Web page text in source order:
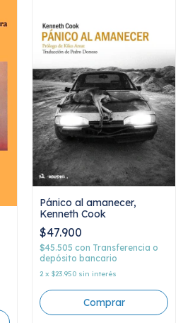
Pánico al amanecer,
Kenneth Cook
$47.900
$45.505 con Transferencia o
depósito bancario
2 x $23.950 sin interés